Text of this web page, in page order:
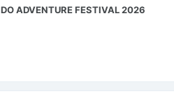
ADVENTURE FESTIVAL 2026